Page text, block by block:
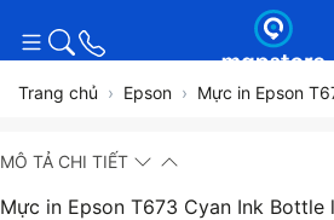
Trang chủ Epson Mực in Epson
MÔ TẢ CHI TIẾT
Mực in Epson T673 Cyan Ink Bottle